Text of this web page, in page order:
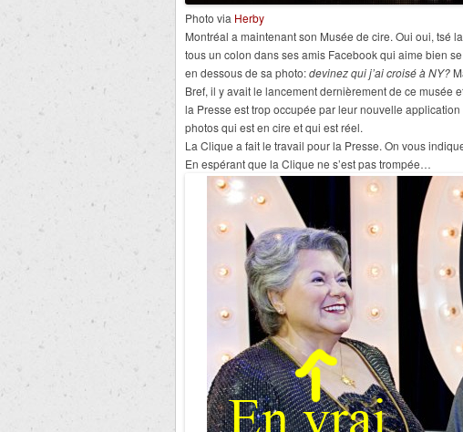
Photo via Herby
Montréal a maintenant son Musée de cire. Oui oui, tsé
tous un colon dans ses amis Facebook qui aime bien
en dessous de sa photo:devinez qui j’ai croisé à NY?
Bref, il y avait le lancement dernièrement de ce musée
la Presse est trop occupée par leur nouvelle
photos qui est en cire et qui est réel.
La Clique a fait le travail pour la Presse. On vous
En espérant que la Clique ne s’est pas trompée…